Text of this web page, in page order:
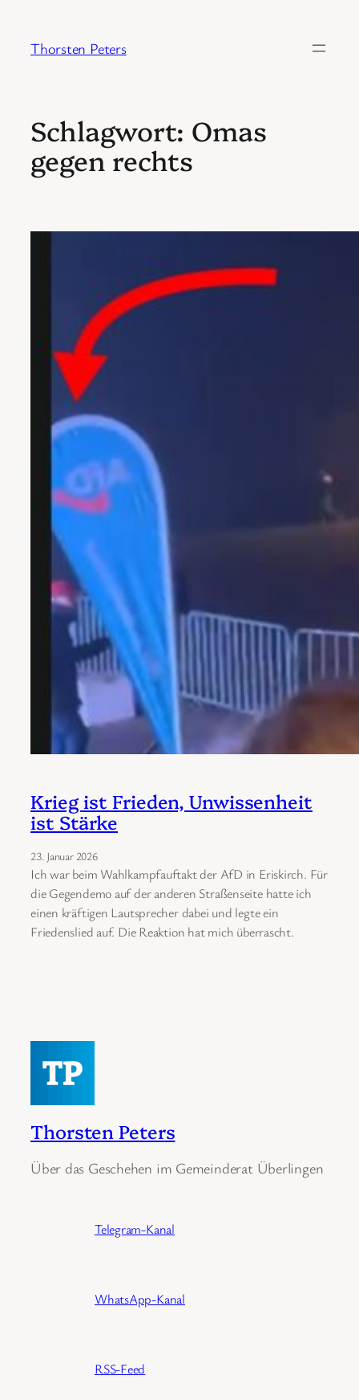
springen
Thorsten Peters
Schlagwort: Omas
gegen rechts
Krieg ist Frieden, Unwissenheit
ist Stärke
23. Januar 2026
Ich war beim Wahlkampfauftakt der AfD in Eriskirch. Für
die Gegendemo auf der anderen Straßenseite hatte ich
einen kräftigen Lautsprecher dabei und legte ein
Friedenslied auf. Die Reaktion hat mich überrascht.
Thorsten Peters
Über das Geschehen im Gemeinderat Überlingen
Telegram-Kanal
WhatsApp-Kanal
RSS-Feed